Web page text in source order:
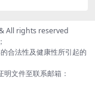
All rights reserved
合法性及健康性所引起的
文件至联系邮箱：